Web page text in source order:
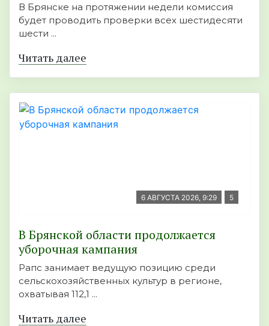
В Брянске на протяжении недели комиссия
будет проводить проверки всех шестидесяти
шести ...
Читать далее
6 АВГУСТА 2026, 9:29 5
В Брянской области продолжается
уборочная кампания
Рапс занимает ведущую позицию среди
сельскохозяйственных культур в регионе,
охватывая 112,1 ...
Читать далее